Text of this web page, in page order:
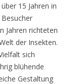
15 Jahren in
Jahren richteten
der Insekten.
sich
blühende
Gestaltung